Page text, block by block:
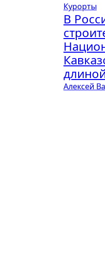
Курорты
В
Алексей